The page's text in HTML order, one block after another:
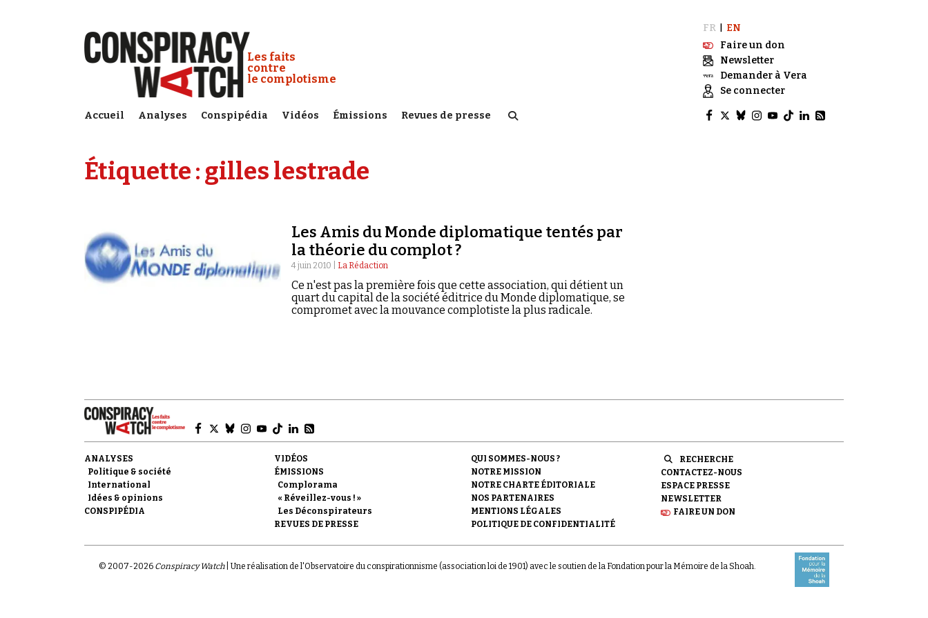
Conspiracy Watch :
Les faits
contre
le complotisme
Accueil Analyses Conspipédia Vidéos Émissions Revues de presse
FR
EN
Faire un don
Newsletter
Demander à Vera
Se connecter
Étiquette : gilles lestrade
Les Amis du Monde diplomatique tentés par
la théorie du complot ?
4 juin 2010 | La Rédaction
Ce n'est pas la première fois que cette association, qui détient un
quart du capital de la société éditrice du Monde diplomatique, se
compromet avec la mouvance complotiste la plus radicale.
ANALYSES
Politique & société
International
Idées & opinions
CONSPIPÉDIA
VIDÉOS
ÉMISSIONS
Complorama
« Réveillez-vous ! »
Les Déconspirateurs
REVUES DE PRESSE
QUI SOMMES-NOUS ?
NOTRE MISSION
NOTRE CHARTE ÉDITORIALE
NOS PARTENAIRES
MENTIONS LÉGALES
POLITIQUE DE CONFIDENTIALITÉ
RECHERCHE
CONTACTEZ-NOUS
ESPACE PRESSE
NEWSLETTER
FAIRE UN DON
© 2007-2026 Conspiracy Watch| Une réalisation de l'Observatoire du conspirationnisme (association loi de 1901) avec le soutien de la Fondation pour la Mémoire de la Shoah.